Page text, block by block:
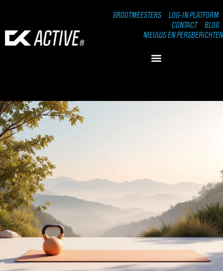
GROOTMEESTERS
LOG-IN PLATFORM
CONTACT
BLOG
NIEUWS EN PERSBERICHTEN